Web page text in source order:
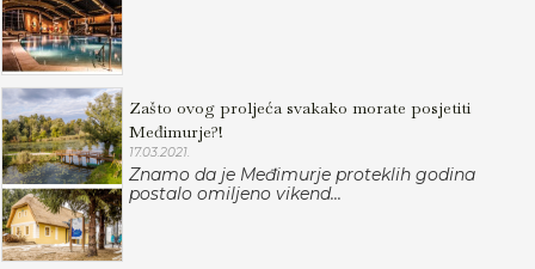
Zašto ovog proljeća svakako morate posjetiti
Međimurje?!
17.03.2021.
Znamo da je Međimurje proteklih godina
postalo omiljeno vikend...